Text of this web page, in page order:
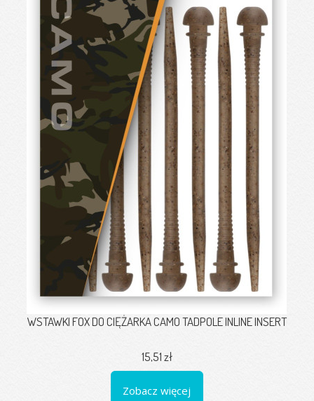
WSTAWKI FOX DO CIĘŻARKA CAMO TADPOLE INLINE INSERT
15,51 zł
Zobacz więcej